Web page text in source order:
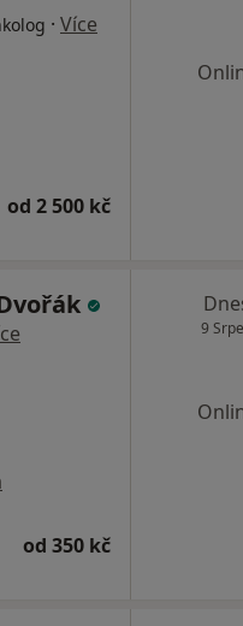
· Více
od 2 500 kč
od 350 kč
9